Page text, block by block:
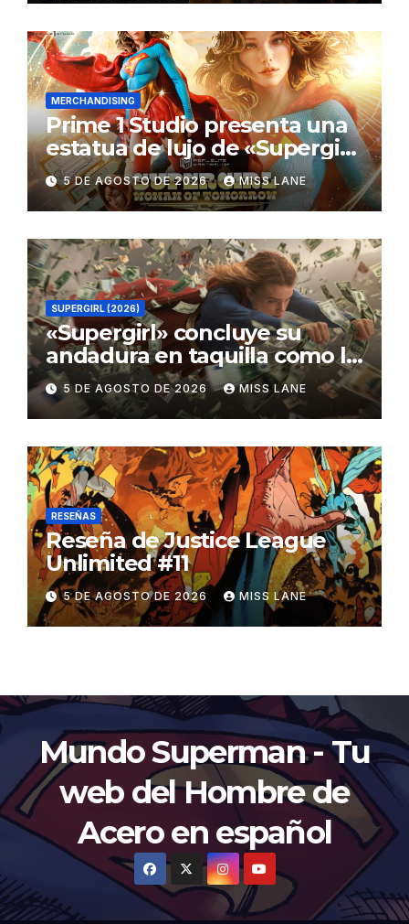
MERCHANDISING
Prime 1 Studio presenta una
estatua de lujo de «Supergirl:
La Mujer del Mañana»
5 DE AGOSTO DE 2026 MISS LANE
SUPERGIRL (2026)
«Supergirl» concluye su
andadura en taquilla como la
película de DC con menor
recaudación desde
«Catwoman»
5 DE AGOSTO DE 2026 MISS LANE
RESEÑAS
Reseña de Justice League
Unlimited #11
5 DE AGOSTO DE 2026 MISS LANE
Mundo Superman - Tu
web del Hombre de
Acero en español